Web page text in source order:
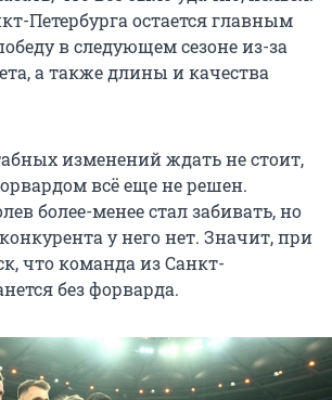
Петербурга остается главным
в следующем сезоне из-за
а также длины и качества
изменений ждать не стоит,
всё еще не решен.
более-менее стал забивать, но
у него нет. Значит, при
что команда из Санкт-
без форварда.